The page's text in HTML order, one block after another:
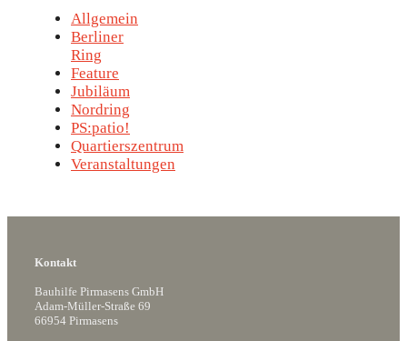
Allgemein
Berliner
Ring
Feature
Jubiläum
Nordring
PS:patio!
Quartierszentrum
Veranstaltungen
Kontakt
Bauhilfe Pirmasens GmbH
Adam-Müller-Straße 69
66954 Pirmasens